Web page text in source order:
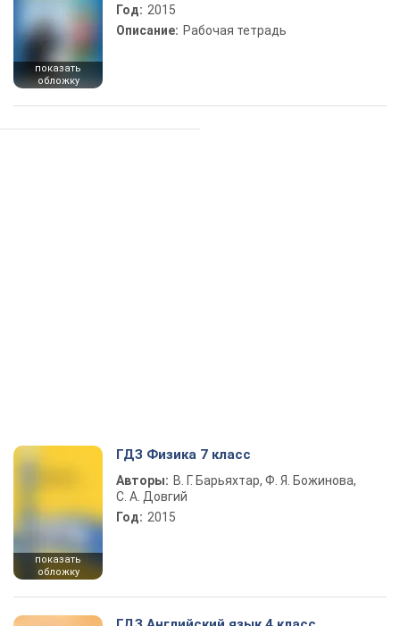
показать
обложку
Год: 2015
Описание: Рабочая тетрадь
показать
обложку
ГДЗ Физика 7 класс
Авторы: В. Г. Барьяхтар, Ф. Я. Божинова,
С. А. Довгий
Год: 2015